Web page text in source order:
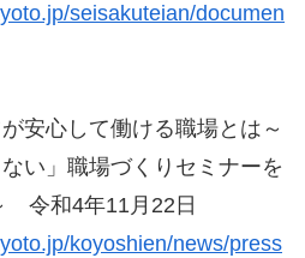
seisakuteian/documen
安心して働ける職場とは～
ない」職場づくりセミナーを
令和4年11月22日
koyoshien/news/press